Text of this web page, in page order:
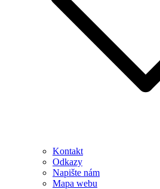
Kontakt
Odkazy
Napište nám
Mapa webu